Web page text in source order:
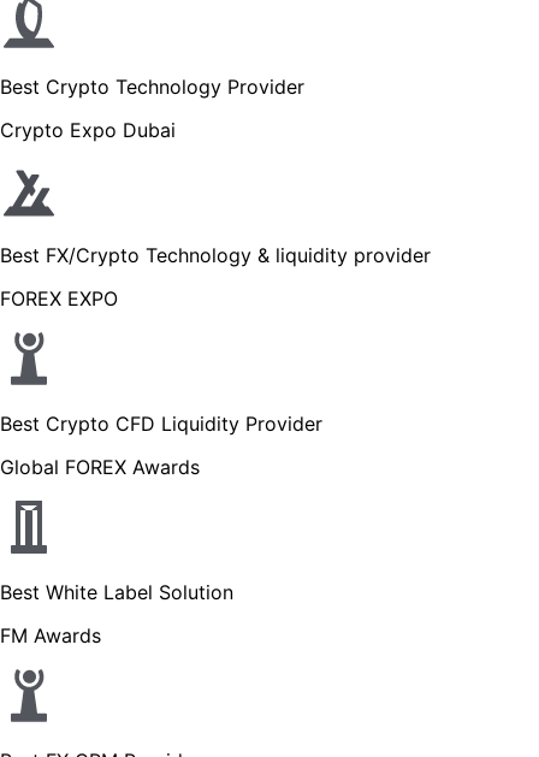
Best Crypto Technology Provider
Crypto Expo Dubai
Best FX/Crypto Technology & liquidity provider
FOREX EXPO
Best Crypto CFD Liquidity Provider
Global FOREX Awards
Best White Label Solution
FM Awards